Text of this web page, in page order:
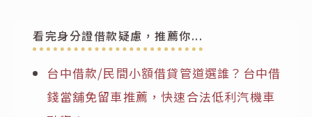
看完身分證借款疑慮，推薦你...
台中借款/民間小額借貸管道選誰？台中借
錢當舖免留車推薦，快速合法低利汽機車